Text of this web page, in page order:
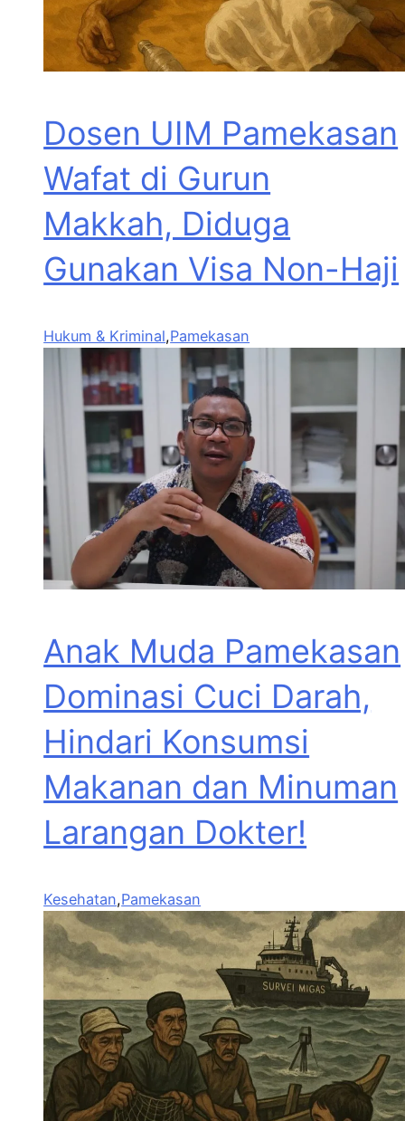
Dosen UIM Pamekasan
Wafat di Gurun
Makkah, Diduga
Gunakan Visa Non-Haji
Hukum & Kriminal,Pamekasan
Anak Muda Pamekasan
Dominasi Cuci Darah,
Hindari Konsumsi
Makanan dan Minuman
Larangan Dokter!
Kesehatan,Pamekasan